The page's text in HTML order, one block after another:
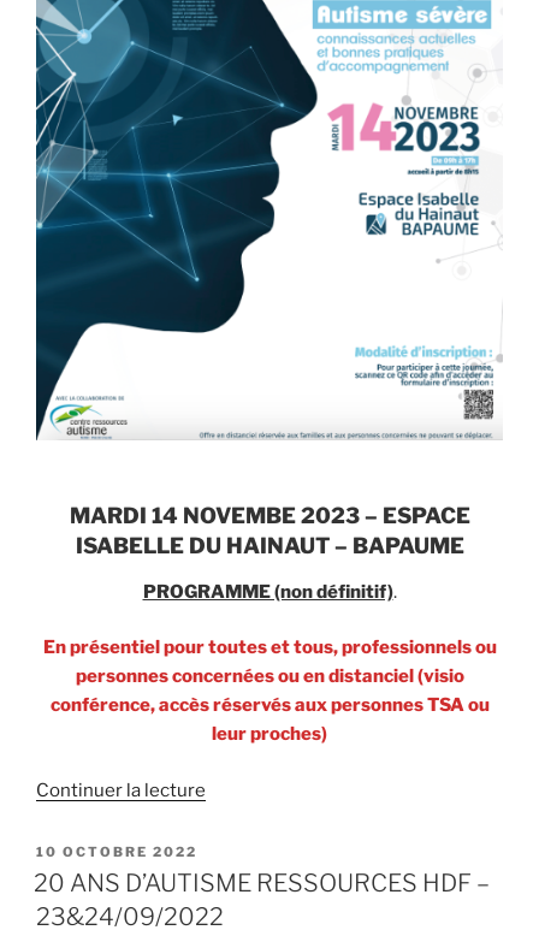
MARDI 14 NOVEMBE 2023 – ESPACE
ISABELLE DU HAINAUT – BAPAUME
PROGRAMME (non définitif).
En présentiel pour toutes et tous, professionnels ou
personnes concernées ou en distanciel (visio
conférence, accès réservés aux personnes TSA ou
leur proches)
Continuer la lecture
Connaissances
actuelles
PUBLIÉ
LE
10 OCTOBRE 2022
20 ANS D’AUTISME RESSOURCES HDF –
23&24/09/2022